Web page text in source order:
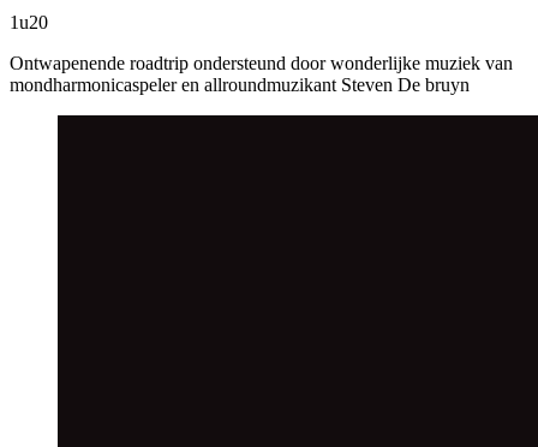
1u20
Ontwapenende roadtrip ondersteund door wonderlijke muziek van
mondharmonicaspeler en allroundmuzikant Steven De bruyn